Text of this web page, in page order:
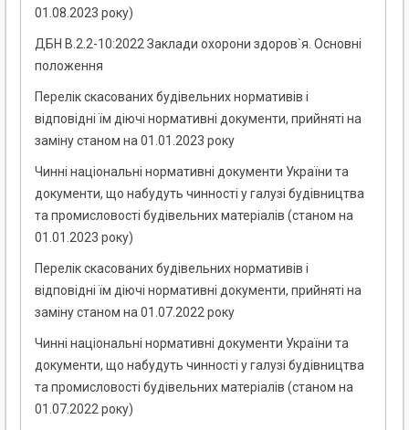
01.08.2023 року)
ДБН В.2.2-10:2022 Заклади охорони здоров`я. Основні
положення
Перелік скасованих будівельних нормативів і
відповідні їм діючі нормативні документи, прийняті на
заміну станом на 01.01.2023 року
Чинні національні нормативні документи України та
документи, що набудуть чинності у галузі будівництва
та промисловості будівельних матеріалів (станом на
01.01.2023 року)
Перелік скасованих будівельних нормативів і
відповідні їм діючі нормативні документи, прийняті на
заміну станом на 01.07.2022 року
Чинні національні нормативні документи України та
документи, що набудуть чинності у галузі будівництва
та промисловості будівельних матеріалів (станом на
01.07.2022 року)